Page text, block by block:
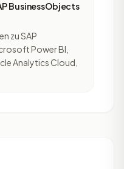
BusinessObjects
zu SAP
Power BI,
Analytics Cloud,